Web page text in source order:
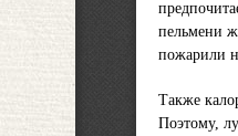
пельмени
пожарили
Также
Поэтому,